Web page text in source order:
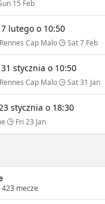
15 Feb
lutego o 10:50
Cap Malo Sat 7 Feb
stycznia o 10:50
Cap Malo Sat 31 Jan
stycznia o 18:30
Fri 23 Jan
423 mecze